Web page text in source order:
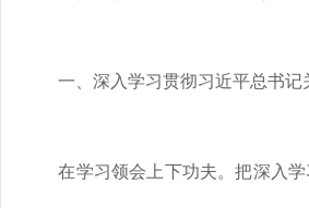
一、深入学习贯彻习近平总书记
在学习领会上下功夫。把深入学